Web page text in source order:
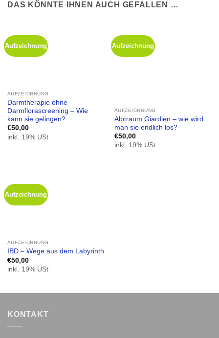
DAS KÖNNTE IHNEN AUCH GEFALLEN …
Aufzeichnung
AUFZEICHNUNG
Darmtherapie ohne
Darmflorascreening – Wie
kann sie gelingen?
€50,00
inkl. 19% USt
Aufzeichnung
AUFZEICHNUNG
Alptraum Giardien – wie wird
man sie endlich los?
€50,00
inkl. 19% USt
Aufzeichnung
AUFZEICHNUNG
IBD – Wege aus dem Labyrinth
€50,00
inkl. 19% USt
KONTAKT